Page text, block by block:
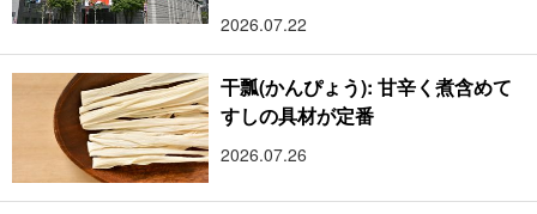
2026.07.22
干瓢(かんぴょう): 甘辛く煮含めて
すしの具材が定番
2026.07.26